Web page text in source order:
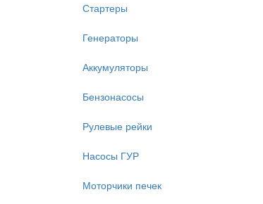
Стартеры
Генераторы
Аккумуляторы
Бензонасосы
Рулевые рейки
Насосы ГУР
Моторчики печек